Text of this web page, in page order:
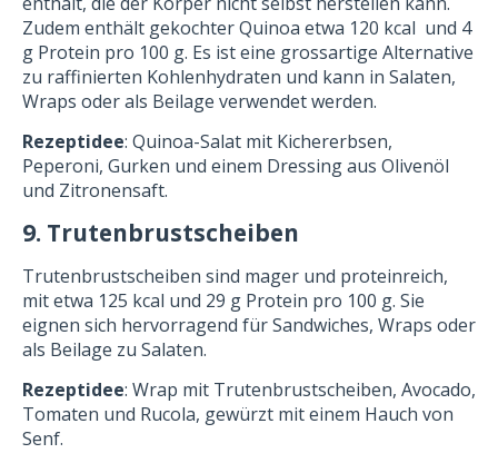
Zudem enthält gekochter Quinoa etwa 120 kcal und 4
g Protein pro 100 g. Es ist eine grossartige Alternative
zu raffinierten Kohlenhydraten und kann in Salaten,
Wraps oder als Beilage verwendet werden.
Rezeptidee: Quinoa-Salat mit Kichererbsen,
Peperoni, Gurken und einem Dressing aus Olivenöl
und Zitronensaft.
9. Trutenbrustscheiben
Trutenbrustscheiben sind mager und proteinreich,
mit etwa 125 kcal und 29 g Protein pro 100 g. Sie
eignen sich hervorragend für Sandwiches, Wraps oder
als Beilage zu Salaten.
Rezeptidee: Wrap mit Trutenbrustscheiben, Avocado,
Tomaten und Rucola, gewürzt mit einem Hauch von
Senf.